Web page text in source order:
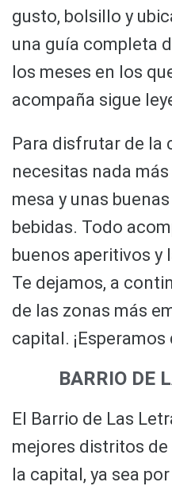
gusto, bolsillo y
una guía completa
los meses en los
acompaña sigue
Para disfrutar de la
necesitas nada
mesa y unas
bebidas. Todo
buenos aperitivos y
Te dejamos, a
de las zonas más
capital.
BARRIO DE
El Barrio de Las
mejores distritos
la capital, ya sea